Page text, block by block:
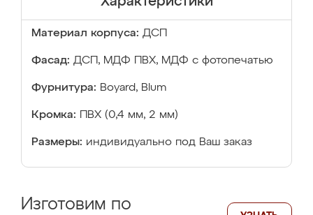
Материал корпуса: ДСП
Фасад: ДСП, МДФ ПВХ, МДФ с фотопечатью
Фурнитура: Boyard, Blum
Кромка: ПВХ (0,4 мм, 2 мм)
Размеры: индивидуально под Ваш заказ
Изготовим по